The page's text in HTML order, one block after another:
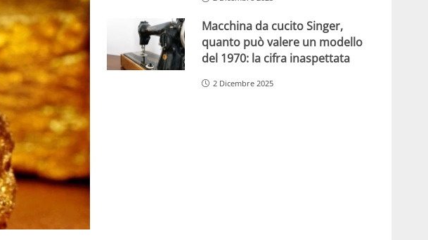
Macchina da cucito Singer,
quanto può valere un modello
del 1970: la cifra inaspettata
2 Dicembre 2025